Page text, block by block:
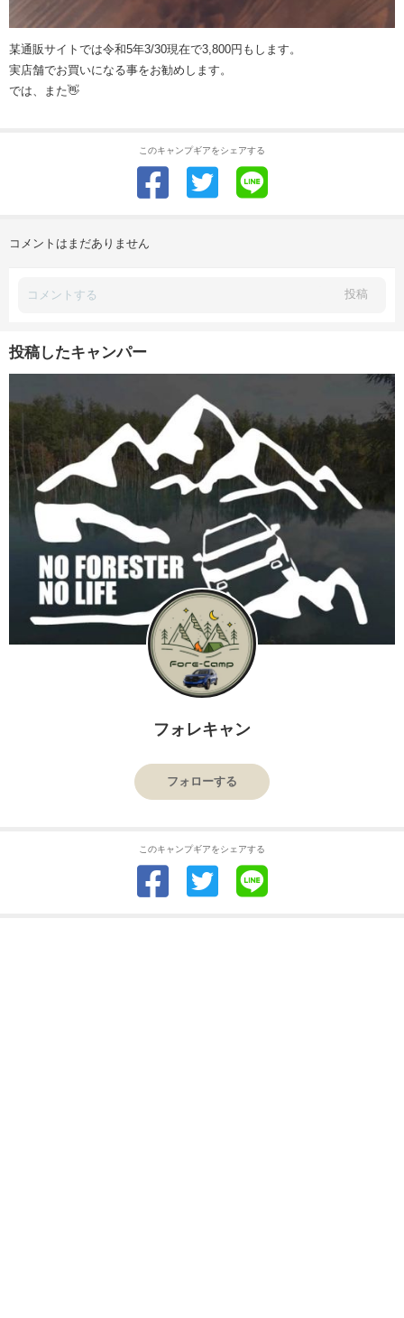
某通販サイトでは令和5年3/30現在で3,800円もします。
実店舗でお買いになる事をお勧めします。
では、また👋
このキャンプギアをシェアする
コメントはまだありません
投稿
投稿したキャンパー
フォレキャン
フォローする
このキャンプギアをシェアする